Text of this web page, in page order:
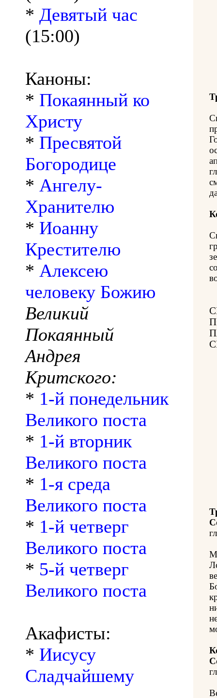
* Девятый час
(15:00)
Каноны:
* Покаянный ко
Христу
* Пресвятой
Богородице
* Ангелу-
Хранителю
* Иоанну
Крестителю
* Алексею
человеку Божию
Великий
Покаянный
Андрея
Критского:
* 1-й понедельник
Великого поста
* 1-й вторник
Великого поста
* 1-я среда
Великого поста
* 1-й четверг
Великого поста
* 5-й четверг
Великого поста
Акафисты:
* Иисусу
Сладчайшему